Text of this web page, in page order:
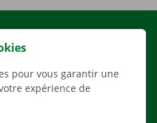
pour vous garantir une
expérience de